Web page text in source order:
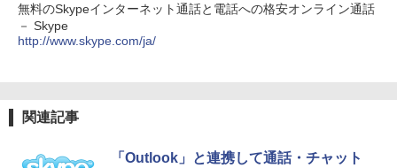
無料のSkypeインターネット通話と電話への格安オンライン通話
－ Skype
http://www.skype.com/ja/
関連記事
「Outlook」と連携して通話・チャット